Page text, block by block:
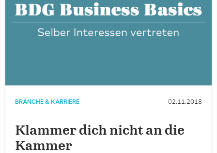
BRANCHE & KARRIERE 02.11.2018
Klammer dich nicht an die
Kammer